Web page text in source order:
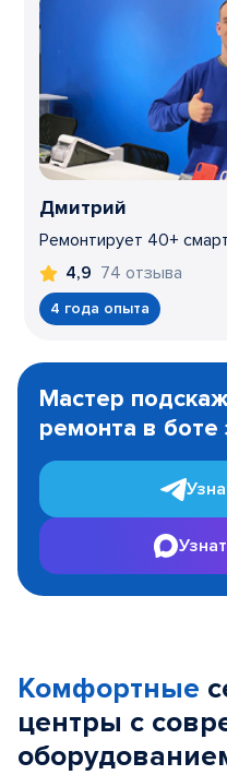
Дмитрий
Ремонтирует 40+
4,9 74 отзыва
4 года опыта
1
Мастер
ремонта в боте
Комфортные
центры с